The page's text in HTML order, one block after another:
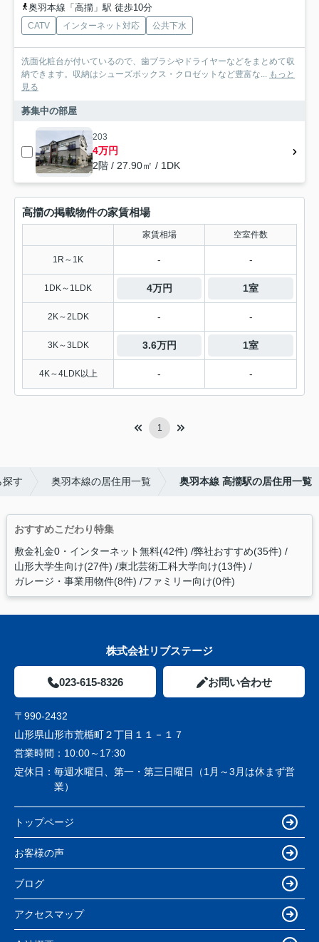
奥羽本線「高擶」駅 徒歩10分
CATV インターネット対応 公共下水
洗面化粧台が付いているので、歯ブラシやドライヤーなどをまとめて収
納できます。収納はシューズボックス・クロゼットなど豊富な... もっと
見る
募集中の部屋
203
4万円
2階 / 27.90㎡ / 1DK
高擶の掲載物件の家賃相場
家賃相場 空室件数
1R～1K - -
1DK～1LDK 4万円 1室
2K～2LDK - -
3K～3LDK 3.6万円 1室
4K～4LDK以上 - -
1
探す 奥羽本線の居住用一覧 奥羽本線 高擶駅の居住用一覧
おすすめこだわり特集
敷金礼金0・インターネット無料(42件) 弊社おすすめ(35件)
山形大学生向け(27件) 東北芸術工科大学向け(13件)
ガレージ・事業用物件(8件) ファミリー向け(0件)
株式会社リブステージ
023-615-8326 お問い合わせ
〒990-2432
山形県山形市荒楯町２丁目１１－１７
営業時間： 10:00～17:30
定休日： 毎週水曜日、第一・第三日曜日（1月～3月は休まず営
業）
トップページ
お客様の声
ブログ
アクセスマップ